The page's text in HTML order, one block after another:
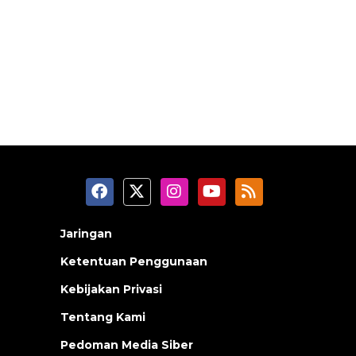
Jaringan
Ketentuan Penggunaan
Kebijakan Privasi
Tentang Kami
Pedoman Media Siber